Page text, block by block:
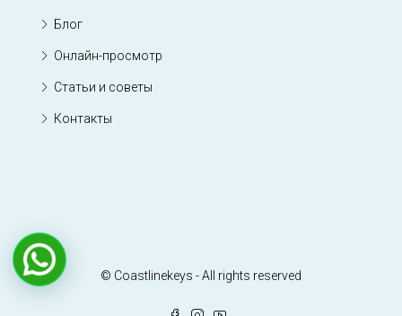
Блог
Онлайн-просмотр
Статьи и советы
Контакты
© Coastlinekeys - All rights reserved